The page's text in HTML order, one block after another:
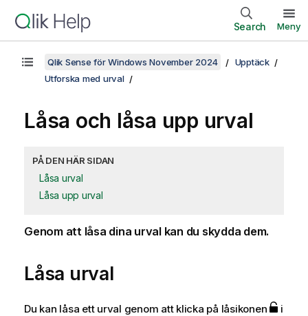
Search Meny
Qlik Sense för Windows November 2024
Upptäck
Utforska med urval
Låsa och låsa upp urval
PÅ DEN HÄR SIDAN
Låsa urval
Låsa upp urval
Genom att låsa dina urval kan du skydda dem.
Låsa urval
Du kan låsa ett urval genom att klicka på låsikonen
i